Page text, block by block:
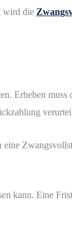
wird die
Erheben muss
kann. Eine